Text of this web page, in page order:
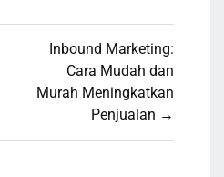
Inbound Marketing:
Cara Mudah dan
Murah Meningkatkan
Penjualan →